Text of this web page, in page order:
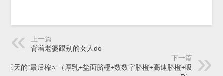
上一篇
背着老婆跟别的女人do
下一篇
第三天的“最后榨○”（厚乳+盐面脐橙+数数字脐橙+高速脐橙+吸